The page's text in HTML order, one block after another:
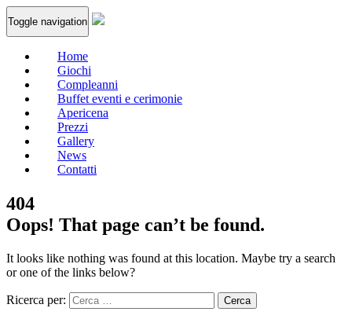
Toggle navigation
Home
Giochi
Compleanni
Buffet eventi e cerimonie
Apericena
Prezzi
Gallery
News
Contatti
404
Oops! That page can’t be found.
It looks like nothing was found at this location. Maybe try a search
or one of the links below?
Ricerca per: